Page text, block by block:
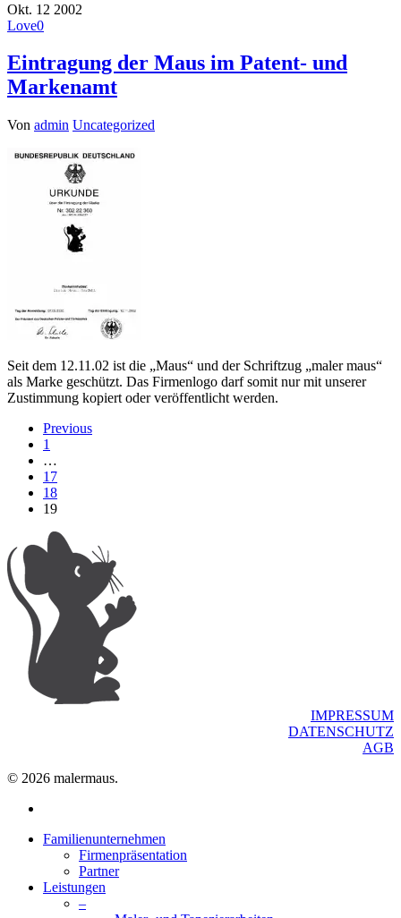
Okt. 12 2002
Love0
Eintragung der Maus im Patent- und
Markenamt
Von admin Uncategorized
Seit dem 12.11.02 ist die „Maus“ und der Schriftzug „maler maus“
als Marke geschützt. Das Firmenlogo darf somit nur mit unserer
Zustimmung kopiert oder veröffentlicht werden.
Previous
1
…
17
18
19
IMPRESSUM
DATENSCHUTZ
AGB
© 2026 malermaus.
Close
Familienunternehmen
Firmenpräsentation
Partner
Leistungen
–